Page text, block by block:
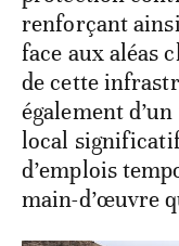
renforçant
face aux aléas
de cette
également
local
d’emplois
main-d’œuvre